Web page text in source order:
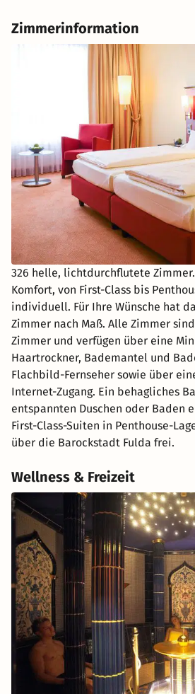
Zimmerinformation
326 helle, lichtdurchflutete
Komfort, von First-Class bis
individuell. Für Ihre Wünsche hat
Zimmer nach Maß. Alle Zimmer
Zimmer und verfügen über eine
Haartrockner, Bademantel und
Flachbild-Fernseher sowie über
Internet-Zugang. Ein behagliches
entspannten Duschen oder Baden
First-Class-Suiten in Penthouse-
über die Barockstadt Fulda frei.
Wellness & Freizeit